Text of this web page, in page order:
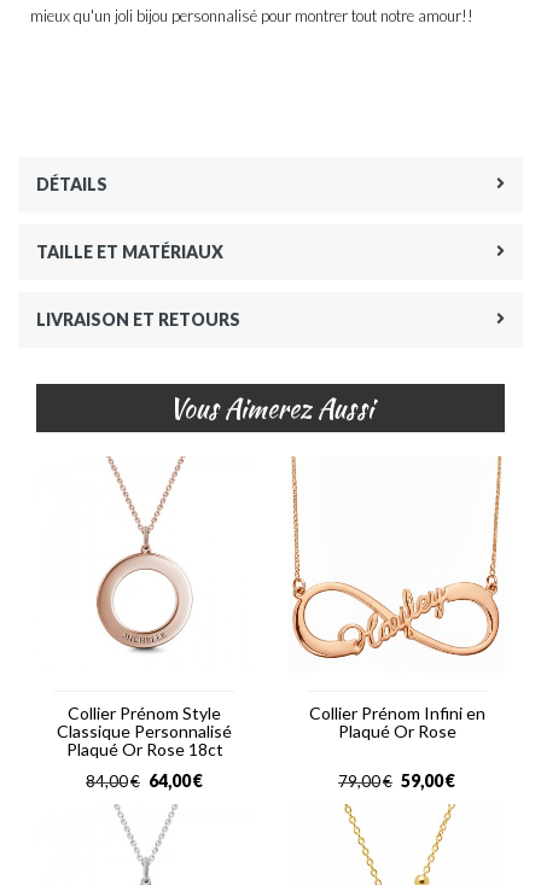
mieux qu'un joli bijou personnalisé pour montrer tout notre amour!!
DÉTAILS
TAILLE ET MATÉRIAUX
LIVRAISON ET RETOURS
Vous Aimerez Aussi
Collier Prénom Style
Classique Personnalisé
Plaqué Or Rose 18ct
€
84,00 €
64,00
Collier Prénom Infini en
Plaqué Or Rose
€
79,00 €
59,00